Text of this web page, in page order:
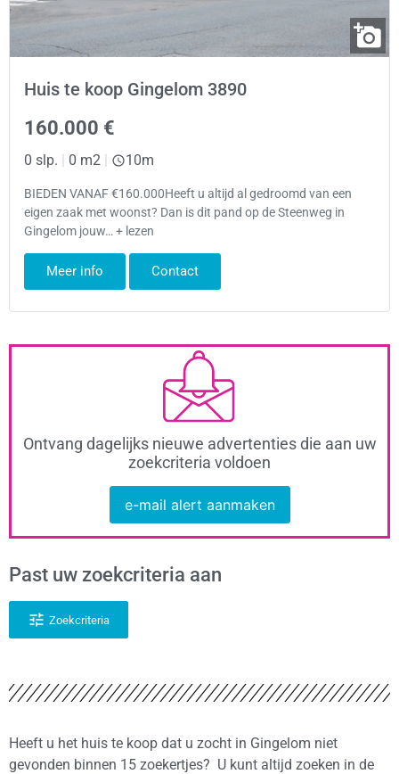
Huis te koop Gingelom 3890
160.000 €
0 slp. | 0 m2 | 10m
BIEDEN VANAF €160.000Heeft u altijd al gedroomd van een
eigen zaak met woonst? Dan is dit pand op de Steenweg in
Gingelom jouw… + lezen
Meer info Contact
Ontvang dagelijks nieuwe advertenties die aan uw
zoekcriteria voldoen
e-mail alert aanmaken
Past uw zoekcriteria aan
Zoekcriteria
Heeft u het huis te koop dat u zocht in Gingelom niet
gevonden binnen 15 zoekertjes? U kunt altijd zoeken in de